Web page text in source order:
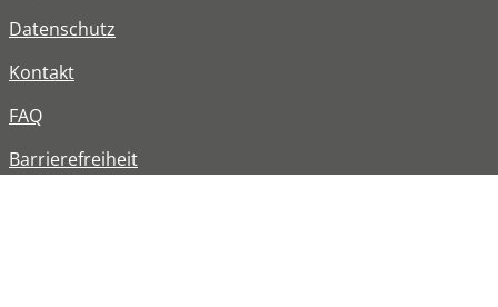
Datenschutz
Kontakt
FAQ
Barrierefreiheit